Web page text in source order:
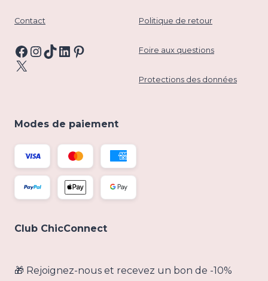
Contact
Facebook
Instagram
TikTok
LinkedIn
Pinterest
X
Politique de retour
Foire aux questions
Protections des données
Modes de paiement
Club ChicConnect
🎁 Rejoignez-nous et recevez un bon de -10%